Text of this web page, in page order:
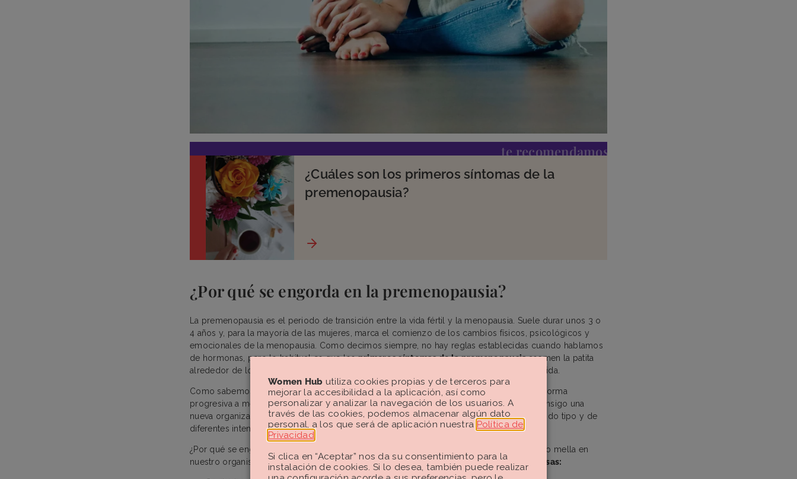
te recomendamos
¿Cuáles son los primeros síntomas de la
premenopausia?
¿Por qué se engorda en la premenopausia?
La premenopausia es el periodo de transición entre la vida fértil y la menopausia. Suele durar unos 3 o
4 años y, para la mayoría de las mujeres, marca el comienzo de los cambios físicos, psicológicos y
emocionales de la menopausia. Como decimos siempre, no hay reglas establecidas cuando hablamos
de hormonas, pero lo habitual es que losprimeros síntomas de la premenopausiaasomen la patita
alrededor de los 40-45 años, si no estamos ante un caso de
o inducida.
Como sabemos, la producción deestrógenos en nuestros ovarios va descendiendo de forma
progresiva a medida que se acerca la menopausia. Este descenso de estrógenos trae consigo una
nueva organización de nuestras hormonas y eso se traduce en inevitables síntomas de todo tipo y de
diferentes intensidades.
¿Por qué se engorda en la menopausia? La falta de estrógenos va, poco a poco, haciendo mella en
nuestro organismo y provocandouna mayor predisposición a engordar por varias causas:
Women Hub utiliza cookies propias y de terceros para
mejorar la accesibilidad a la aplicación, así como
personalizar y analizar la navegación de los usuarios. A
través de las cookies, podemos almacenar algún dato
personal, a los que será de aplicación nuestra Política de
Privacidad.
Si clica en “Aceptar” nos da su consentimiento para la
instalación de cookies. Si lo desea, también puede realizar